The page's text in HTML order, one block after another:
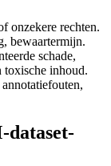
onzekere rechten.
bewaartermijn.
schade,
toxische inhoud.
dataset-